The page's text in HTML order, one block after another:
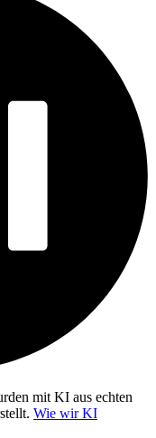
mit KI aus echten
Wie wir KI